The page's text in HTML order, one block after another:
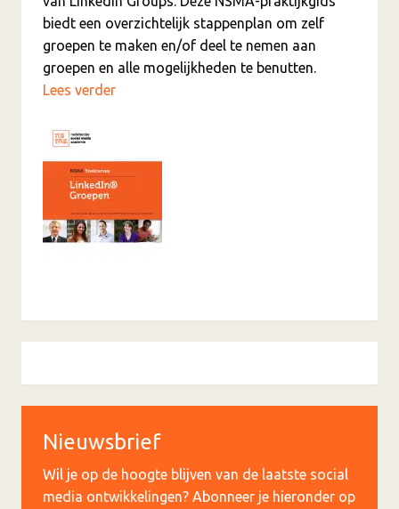
biedt een overzichtelijk stappenplan om zelf
groepen te maken en/of deel te nemen aan
groepen en alle mogelijkheden te benutten.
Lees verder
Nieuwsbrief
Wil je op de hoogte blijven van de laatste social
media ontwikkelingen? Abonneer je hieronder op